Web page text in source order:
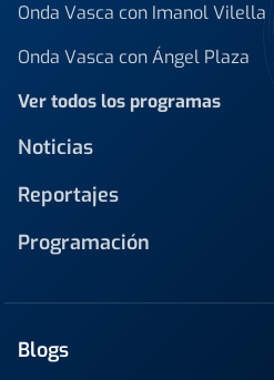
Onda Vasca con Imanol Vilella
Onda Vasca con Ángel Plaza
Ver todos los programas
Noticias
Reportajes
Programación
Blogs